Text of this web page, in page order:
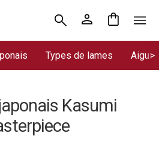
Types de lames
Kasumi